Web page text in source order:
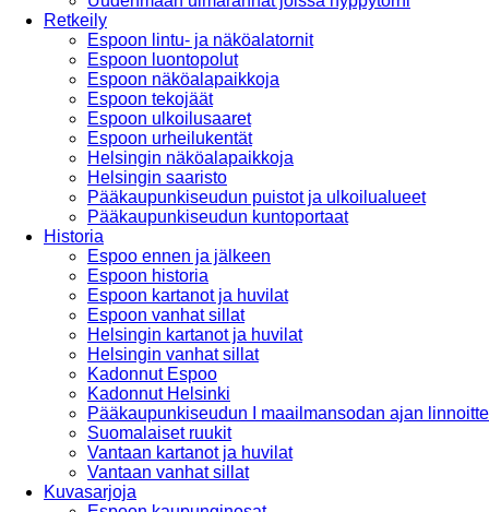
Retkeily
Espoon lintu- ja näköalatornit
Espoon luontopolut
Espoon näköalapaikkoja
Espoon tekojäät
Espoon ulkoilusaaret
Espoon urheilukentät
Helsingin näköalapaikkoja
Helsingin saaristo
Pääkaupunkiseudun puistot ja ulkoilualueet
Pääkaupunkiseudun kuntoportaat
Historia
Espoo ennen ja jälkeen
Espoon historia
Espoon kartanot ja huvilat
Espoon vanhat sillat
Helsingin kartanot ja huvilat
Helsingin vanhat sillat
Kadonnut Espoo
Kadonnut Helsinki
Pääkaupunkiseudun I maailmansodan ajan
Suomalaiset ruukit
Vantaan kartanot ja huvilat
Vantaan vanhat sillat
Kuvasarjoja